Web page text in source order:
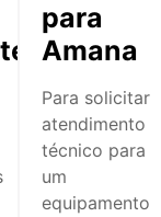
para
Amana
Para solicitar
atendimento
técnico para
um
equipamento